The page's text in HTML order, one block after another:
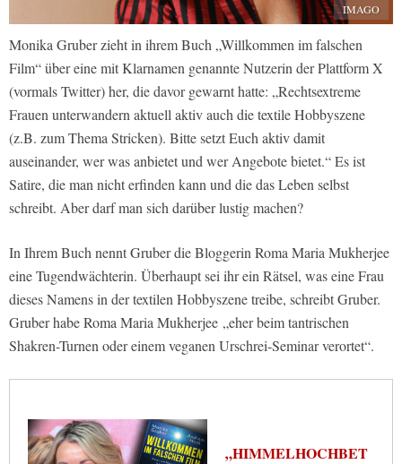
IMAGO
Monika Gruber zieht in ihrem Buch „Willkommen im falschen
Film“ über eine mit Klarnamen genannte Nutzerin der Plattform X
(vormals Twitter) her, die davor gewarnt hatte: „Rechtsextreme
Frauen unterwandern aktuell aktiv auch die textile Hobbyszene
(z.B. zum Thema Stricken). Bitte setzt Euch aktiv damit
auseinander, wer was anbietet und wer Angebote bietet.“ Es ist
Satire, die man nicht erfinden kann und die das Leben selbst
schreibt. Aber darf man sich darüber lustig machen?
In Ihrem Buch nennt Gruber die Bloggerin Roma Maria Mukherjee
eine Tugendwächterin. Überhaupt sei ihr ein Rätsel, was eine Frau
dieses Namens in der textilen Hobbyszene treibe, schreibt Gruber.
Gruber habe Roma Maria Mukherjee „eher beim tantrischen
Shakren-Turnen oder einem veganen Urschrei-Seminar verortet“.
„HIMMELHOCHBET